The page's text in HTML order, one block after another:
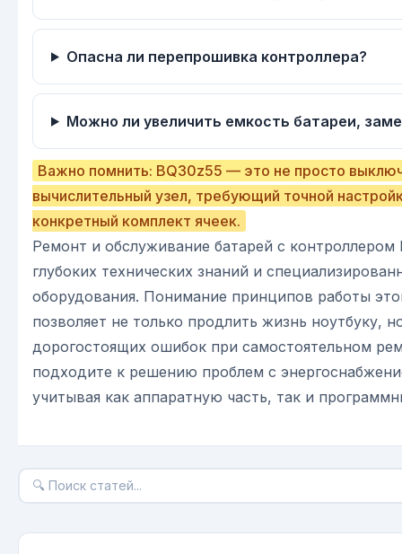
Опасна ли перепрошивка контроллера?
Можно ли увеличить емкость батареи,
Важно помнить: BQ30z55 — это не просто
вычислительный узел, требующий точной
конкретный комплект ячеек.
Ремонт и обслуживание батарей с контроллером
глубоких технических знаний и
оборудования. Понимание принципов работы
позволяет не только продлить жизнь ноутбуку,
дорогостоящих ошибок при самостоятельном
подходите к решению проблем с
учитывая как аппаратную часть, так и